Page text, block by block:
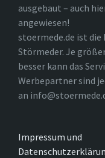
ausgebaut – auch
angewiesen!
stoermede.de ist
Störmeder. Je
besser kann das
Werbepartner sind
an
Impressum und